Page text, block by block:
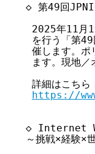
◇ 第49回
2025年11月
を行う「第
催します。ポ
ます。現地／
詳細はこちら
https://
◇ Internet
～挑戦×経験×